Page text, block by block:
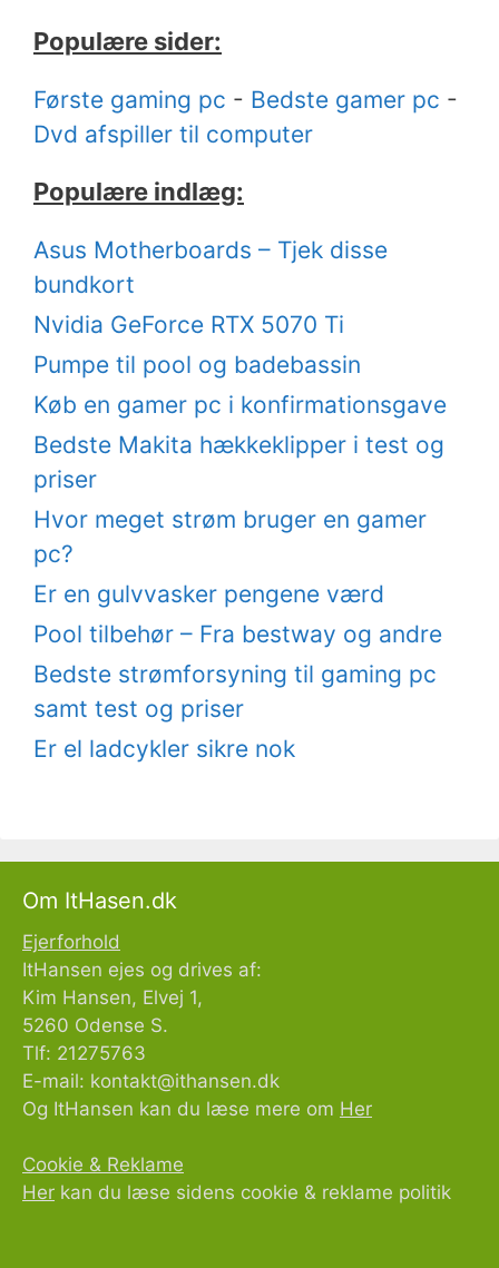
Populære sider:
Første gaming pc - Bedste gamer pc -
Dvd afspiller til computer
Populære indlæg:
Asus Motherboards – Tjek disse
bundkort
Nvidia GeForce RTX 5070 Ti
Pumpe til pool og badebassin
Køb en gamer pc i konfirmationsgave
Bedste Makita hækkeklipper i test og
priser
Hvor meget strøm bruger en gamer
pc?
Er en gulvvasker pengene værd
Pool tilbehør – Fra bestway og andre
Bedste strømforsyning til gaming pc
samt test og priser
Er el ladcykler sikre nok
Om ItHasen.dk
Ejerforhold
ItHansen ejes og drives af:
Kim Hansen, Elvej 1,
5260 Odense S.
Tlf: 21275763
E-mail: kontakt@ithansen.dk
Og ItHansen kan du læse mere om Her
Cookie & Reklame
Her kan du læse sidens cookie & reklame politik